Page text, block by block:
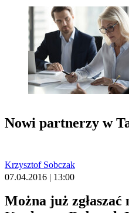
Nowi partnerzy w
Krzysztof Sobczak
07.04.2016 | 13:00
Można już zgłaszać